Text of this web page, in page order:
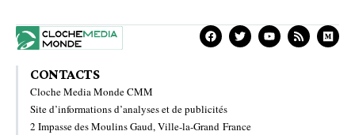
CONTACTS
Cloche Media Monde CMM
Site d’informations d’analyses et de publicités
2 Impasse des Moulins Gaud, Ville-la-Grand France